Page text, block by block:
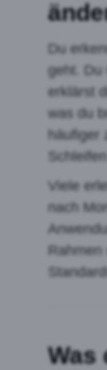
Du
geht. Du
erklärst
was du
häufiger
Viele
nach
Rahmen
Was